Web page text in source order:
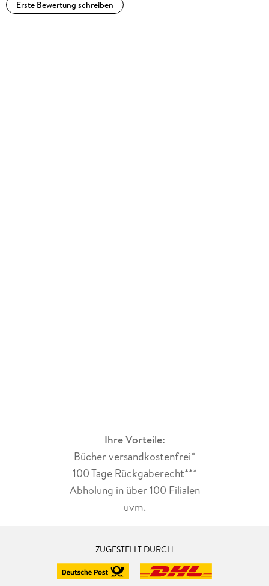
Erste Bewertung schreiben
Ihre Vorteile:
Bücher versandkostenfrei*
100 Tage Rückgaberecht***
Abholung in über 100 Filialen
uvm.
ZUGESTELLT DURCH